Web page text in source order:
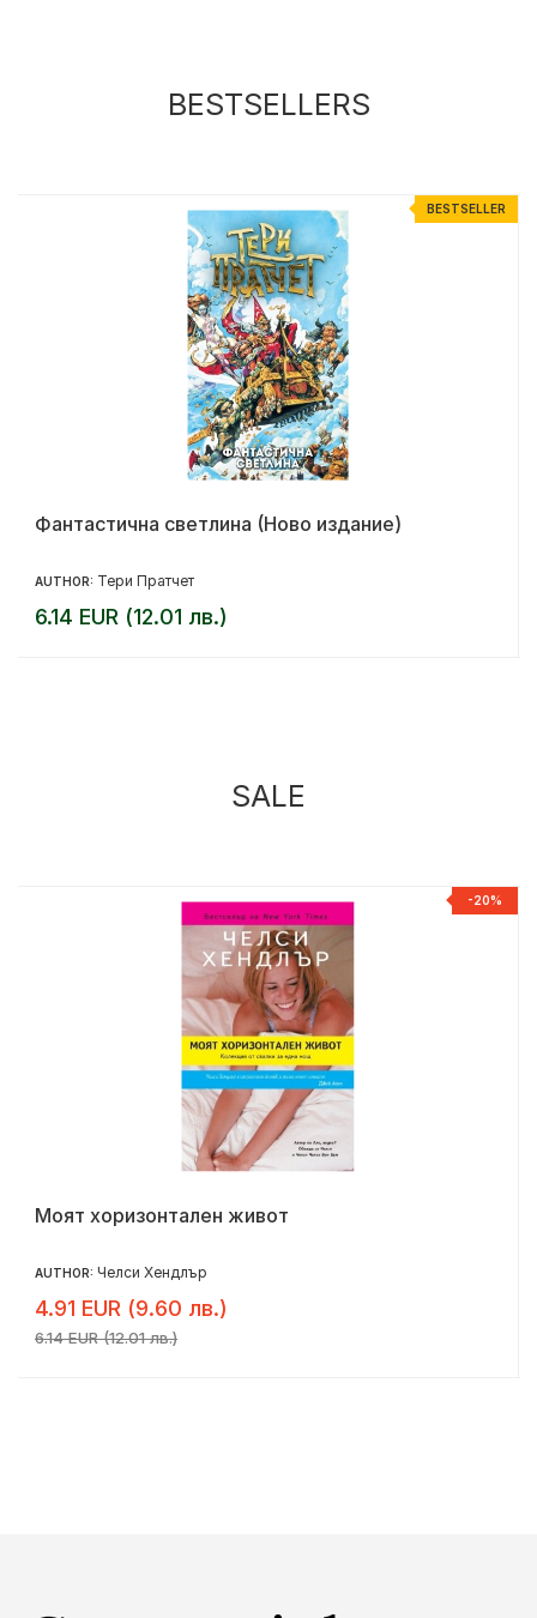
BESTSELLERS
BESTSELLER
Фантастична светлина (Ново издание)
AUTHOR: Тери Пратчет
6.14 EUR (12.01 лв.)
SALE
-20%
Моят хоризонтален живот
AUTHOR: Челси Хендлър
4.91 EUR (9.60 лв.)
6.14 EUR (12.01 лв.)